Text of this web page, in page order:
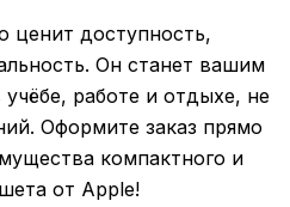
ценит доступность,
Он станет вашим
работе и отдыхе, не
Оформите заказ прямо
компактного и
от Apple!